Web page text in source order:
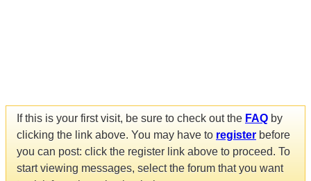
If this is your first visit, be sure to check out the FAQ by
clicking the link above. You may have to register before
you can post: click the register link above to proceed. To
start viewing messages, select the forum that you want